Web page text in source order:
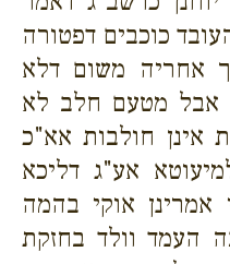
כוכבים דפטורה
אחריה משום דלא
אבל מטעם חלב לא
אינן חולבות אא"כ
אע"ג דליכא
אמרינן אוקי בהמה
העמד וולד בחזקת